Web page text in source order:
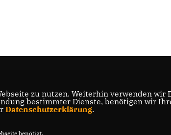
zu nutzen. Weiterhin verwenden
bestimmter Dienste, benötigen wir
Datenschutzerklärung.
benötigt.